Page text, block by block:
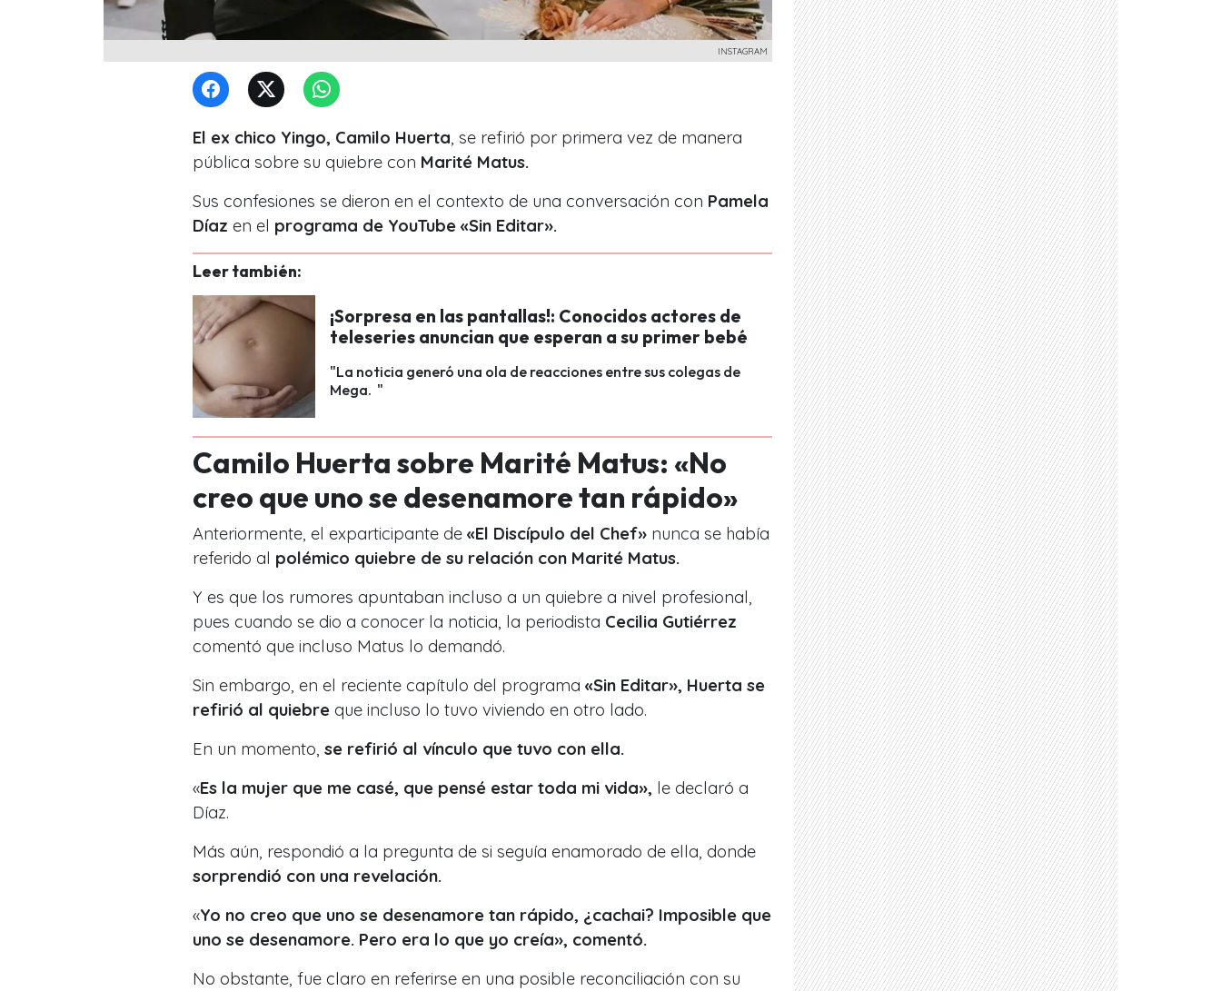
INSTAGRAM
El ex chico Yingo, Camilo Huerta , se refirió por primera vez de manera
pública sobre su quiebre con Marité Matus.
Sus confesiones se dieron en el contexto de una conversación con Pamela
Díaz en el programa de YouTube «Sin Editar».
Leer también:
¡Sorpresa en las pantallas!: Conocidos actores de
teleseries anuncian que esperan a su primer bebé
"La noticia generó una ola de reacciones entre sus colegas de
Mega. "
Camilo Huerta sobre Marité Matus: «No
creo que uno se desenamore tan rápido»
Anteriormente, el exparticipante de «El Discípulo del Chef» nunca se había
referido al polémico quiebre de su relación con Marité Matus.
Y es que los rumores apuntaban incluso a un quiebre a nivel profesional,
pues cuando se dio a conocer la noticia, la periodista Cecilia Gutiérrez
comentó que incluso Matus lo demandó.
Sin embargo, en el reciente capítulo del programa «Sin Editar», Huerta se
refirió al quiebre que incluso lo tuvo viviendo en otro lado.
En un momento, se refirió al vínculo que tuvo con ella.
«Es la mujer que me casé, que pensé estar toda mi vida», le declaró a
Díaz.
Más aún, respondió a la pregunta de si seguía enamorado de ella, donde
sorprendió con una revelación.
«Yo no creo que uno se desenamore tan rápido, ¿cachai? Imposible que
uno se desenamore. Pero era lo que yo creía», comentó.
No obstante, fue claro en referirse en una posible reconciliación con su